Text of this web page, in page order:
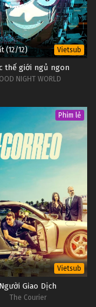
(12/12) Vietsub
thế giới ngủ ngon
NIGHT WORLD
Phim lẻ
Vietsub
Người Giao Dịch
The Courier